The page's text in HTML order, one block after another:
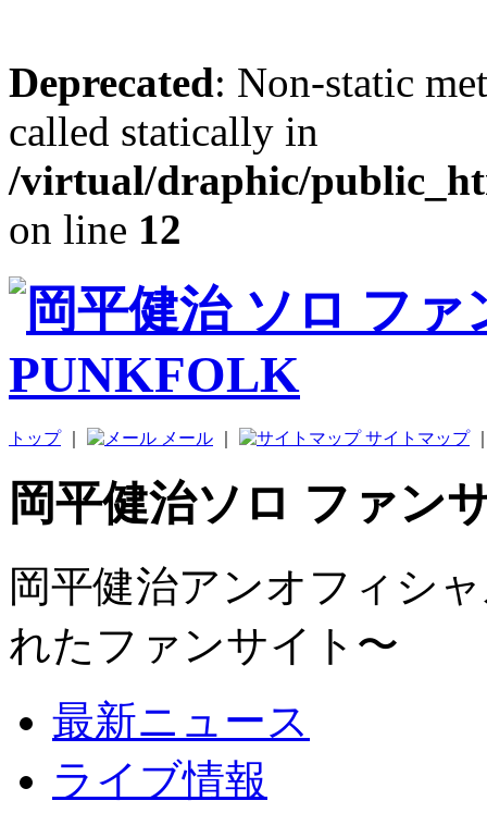
Deprecated: Non-static
called statically in
/virtual/draphic/
on line 12
トップ｜ メール サイトマップ
岡平健治ソロ ファン
岡平健治アンオフィシ
れたファンサイト〜
最新ニュース
ライブ情報